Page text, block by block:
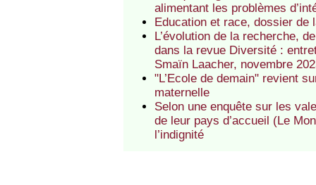
alimentant les problèmes
Education et race, dossier de
L’évolution de la recherche,
dans la revue Diversité :
Smaïn Laacher, novembre
"L’Ecole de demain" revient
maternelle
Selon une enquête sur les
de leur pays d’accueil (Le
l’indignité